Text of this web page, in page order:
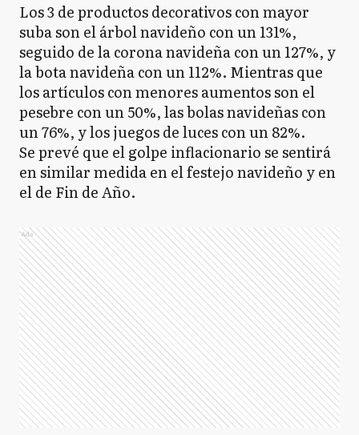
Los 3 de productos decorativos con mayor
suba son el árbol navideño con un 131%,
seguido de la corona navideña con un 127%, y
la bota navideña con un 112%. Mientras que
los artículos con menores aumentos son el
pesebre con un 50%, las bolas navideñas con
un 76%, y los juegos de luces con un 82%.
Se prevé que el golpe inflacionario se sentirá
en similar medida en el festejo navideño y en
el de Fin de Año.
Ads